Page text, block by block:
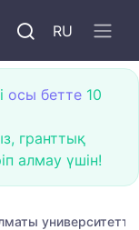
RU
осы бетте 10
гранттық
алмау үшін!